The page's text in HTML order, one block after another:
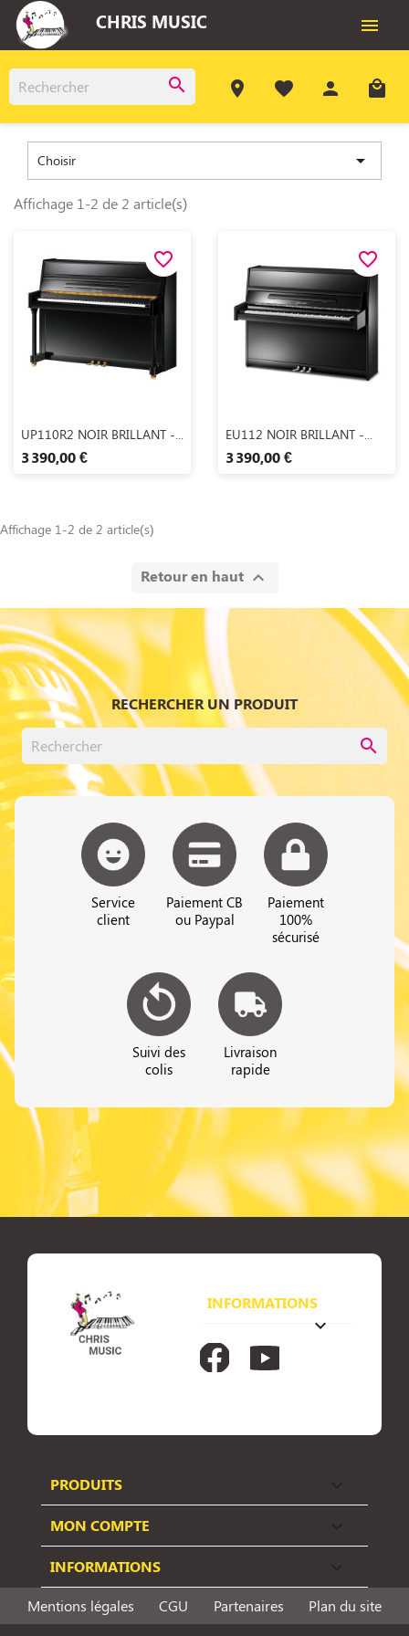
CHRIS MUSIC 
search room favorite person local_mall
Choisir 
Affichage 1-2 de 2 article(s)
Aperçu rapide
UP110R2 NOIR BRILLANT -...
3 390,00 €
favorite_border
Aperçu rapide
EU112 NOIR BRILLANT -...
3 390,00 €
favorite_border
Affichage 1-2 de 2 article(s)
Retour en haut 
RECHERCHER UN PRODUIT
search
Service
client
Paiement CB
ou Paypal
Paiement
100%
sécurisé
Suivi des
colis
Livraison
rapide
INFORMATIONS
keyboard_arrow_down
FacebookYouTube
PRODUITS
MON COMPTE
INFORMATIONS
Mentions légales CGU Partenaires Plan du site